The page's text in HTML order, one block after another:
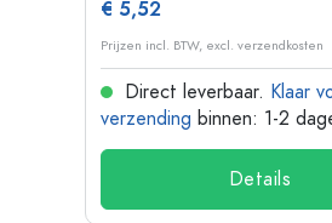
€ 5,52
Prijzen incl. BTW, excl. verzendkosten
Direct leverbaar. Klaar
verzending binnen: 1-2
Details